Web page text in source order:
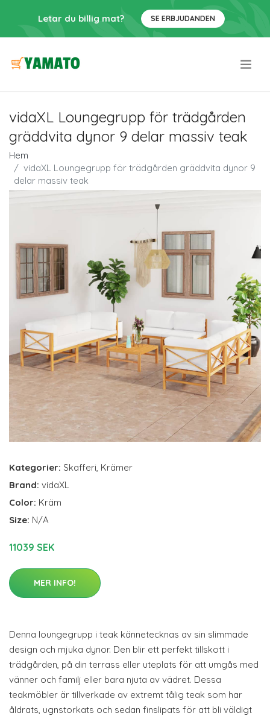
Letar du billig mat? SE ERBJUDANDEN
vidaXL Loungegrupp för trädgården
gräddvita dynor 9 delar massiv teak
Hem
vidaXL Loungegrupp för trädgården gräddvita dynor 9
delar massiv teak
Kategorier: Skafferi, Krämer
Brand: vidaXL
Color: Kräm
Size: N/A
11039 SEK
MER INFO!
Denna loungegrupp i teak kännetecknas av sin slimmade
design och mjuka dynor. Den blir ett perfekt tillskott i
trädgården, på din terrass eller uteplats för att umgås med
vänner och familj eller bara njuta av vädret. Dessa
teakmöbler är tillverkade av extremt tålig teak som har
åldrats, ugnstorkats och sedan finslipats för att bli väldigt